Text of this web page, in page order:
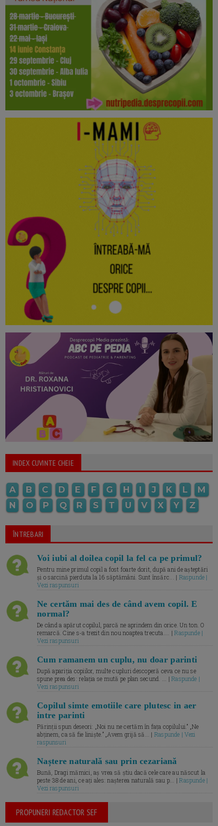
INDEX CUVINTE CHEIE
A B C D E F G H I J K L
M
N
O P Q R S T U V X Y Z
ÎNTREBARI
Voi iubi al doilea copil la fel ca pe primul?
Pentru mine primul copil a fost foarte dorit, după ani de așteptări
și o sarcină pierduta la 16 săptămâni. Sunt însărc... | Raspunde |
Vezi raspunsuri
Ne certăm mai des de când avem copil. E
normal?
De când a apărut copilul, parcă ne aprindem din orice. Un ton. O
remarcă. Cine s-a trezit din nou noaptea trecuta.... |Raspunde |
Vezi raspunsuri
Cum ramanem un cuplu, nu doar parinti
După apariția copiilor, multe cupluri descoperă ceva ce nu se
spune prea des: relația se mută pe plan secund. ... |Raspunde |
Vezi raspunsuri
Copilul simte emotiile care plutesc in aer
intre parinti
Părinții spun deseori: „Noi nu ne certăm în fața copilului.” „Ne
abținem, ca să fie liniște.” „Avem grijă să... | Raspunde | Vezi
raspunsuri
Naștere naturală sau prin cezariană
Bună, Dragi mămici, aș vrea să știu dacă cele care au născut la
peste 38 de ani, ce ați ales: nașterea naturală sau p... |Raspunde |
Vezi raspunsuri
PROPUNERI REDACTOR SEF